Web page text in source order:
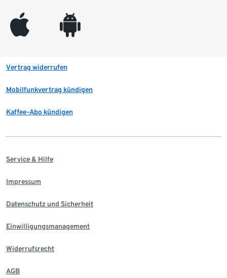
appleinc android
Vertrag widerrufen
Mobilfunkvertrag kündigen
Kaffee-Abo kündigen
Service & Hilfe
Impressum
Datenschutz und Sicherheit
Einwilligungsmanagement
Widerrufsrecht
AGB